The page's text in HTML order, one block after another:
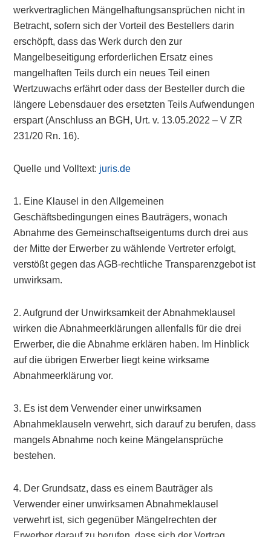
werkvertraglichen Mängelhaftungsansprüchen nicht in
Betracht, sofern sich der Vorteil des Bestellers darin
erschöpft, dass das Werk durch den zur
Mangelbeseitigung erforderlichen Ersatz eines
mangelhaften Teils durch ein neues Teil einen
Wertzuwachs erfährt oder dass der Besteller durch die
längere Lebensdauer des ersetzten Teils Aufwendungen
erspart (Anschluss an BGH, Urt. v. 13.05.2022 – V ZR
231/20 Rn. 16).
Quelle und Volltext: juris.de
1. Eine Klausel in den Allgemeinen
Geschäftsbedingungen eines Bauträgers, wonach
Abnahme des Gemeinschaftseigentums durch drei aus
der Mitte der Erwerber zu wählende Vertreter erfolgt,
verstößt gegen das AGB-rechtliche Transparenzgebot ist
unwirksam.
2. Aufgrund der Unwirksamkeit der Abnahmeklausel
wirken die Abnahmeerklärungen allenfalls für die drei
Erwerber, die die Abnahme erklären haben. Im Hinblick
auf die übrigen Erwerber liegt keine wirksame
Abnahmeerklärung vor.
3. Es ist dem Verwender einer unwirksamen
Abnahmeklauseln verwehrt, sich darauf zu berufen, dass
mangels Abnahme noch keine Mängelansprüche
bestehen.
4. Der Grundsatz, dass es einem Bauträger als
Verwender einer unwirksamen Abnahmeklausel
verwehrt ist, sich gegenüber Mängelrechten der